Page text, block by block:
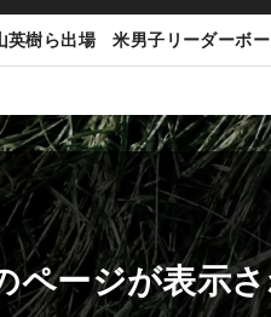
英樹ら出場 米男子リーダーボー
ページが表示